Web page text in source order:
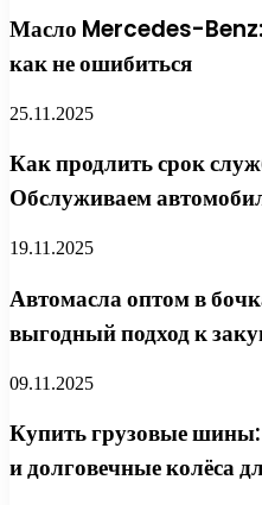
Масло Mercedes-Benz:
как не ошибиться
25.11.2025
Как продлить срок
Обслуживаем
19.11.2025
Автомасла оптом в
выгодный подход к
09.11.2025
Купить грузовые
и долговечные колёса